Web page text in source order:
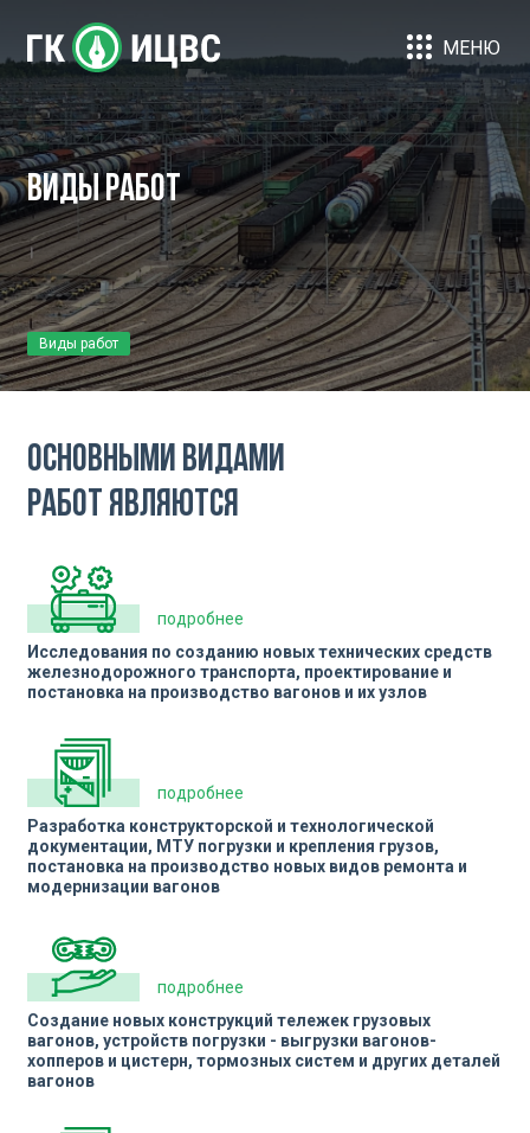
МЕНЮ
Виды работ
Виды работ
Основными видами
работ являются
подробнее
Исследования по созданию новых технических средств
железнодорожного транспорта, проектирование и
постановка на производство вагонов и их узлов
подробнее
Разработка конструкторской и технологической
документации, МТУ погрузки и крепления грузов,
постановка на производство новых видов ремонта и
модернизации вагонов
подробнее
Создание новых конструкций тележек грузовых
вагонов, устройств погрузки - выгрузки вагонов-
хопперов и цистерн, тормозных систем и других деталей
вагонов